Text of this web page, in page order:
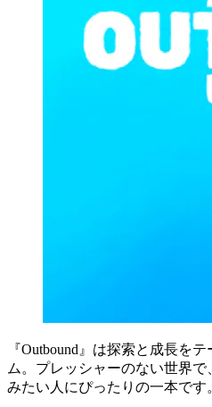
『Outbound』は探索と成長を
ム。プレッシャーのない世界
みたい人にぴったりの一本です